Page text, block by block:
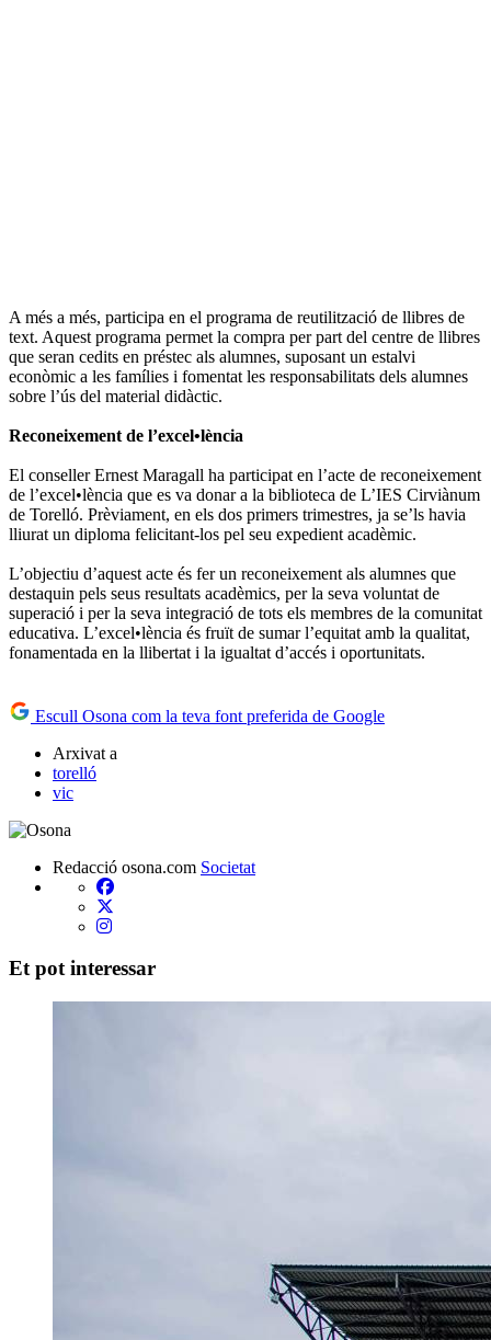
A més a més, participa en el programa de reutilització de llibres de
text. Aquest programa permet la compra per part del centre de llibres
que seran cedits en préstec als alumnes, suposant un estalvi
econòmic a les famílies i fomentat les responsabilitats dels alumnes
sobre l’ús del material didàctic.
Reconeixement de l’excel•lència
El conseller Ernest Maragall ha participat en l’acte de reconeixement
de l’excel•lència que es va donar a la biblioteca de L’IES Cirviànum
de Torelló. Prèviament, en els dos primers trimestres, ja se’ls havia
lliurat un diploma felicitant-los pel seu expedient acadèmic.
L’objectiu d’aquest acte és fer un reconeixement als alumnes que
destaquin pels seus resultats acadèmics, per la seva voluntat de
superació i per la seva integració de tots els membres de la comunitat
educativa. L’excel•lència és fruït de sumar l’equitat amb la qualitat,
fonamentada en la llibertat i la igualtat d’accés i oportunitats.
Escull Osona com la teva font preferida de Google
Arxivat a
torelló
vic
Redacció osona.com Societat
Et pot interessar